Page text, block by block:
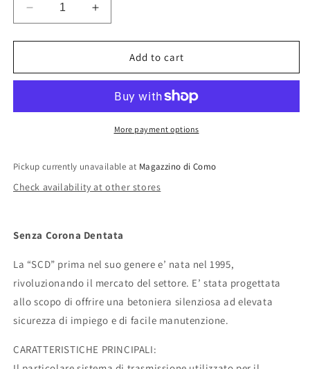
Decrease
quantity
for
silenziata
350
Increase
quantity
for
Betoniera
silenziata
SCD
350
Add to cart
More payment options
Pickup currently unavailable at Magazzino di Como
Check availability at other stores
Senza Corona Dentata
La “SCD” prima nel suo genere e’ nata nel 1995,
rivoluzionando il mercato del settore. E’ stata progettata
allo scopo di offrire una betoniera silenziosa ad elevata
sicurezza di impiego e di facile manutenzione.
CARATTERISTICHE PRINCIPALI: